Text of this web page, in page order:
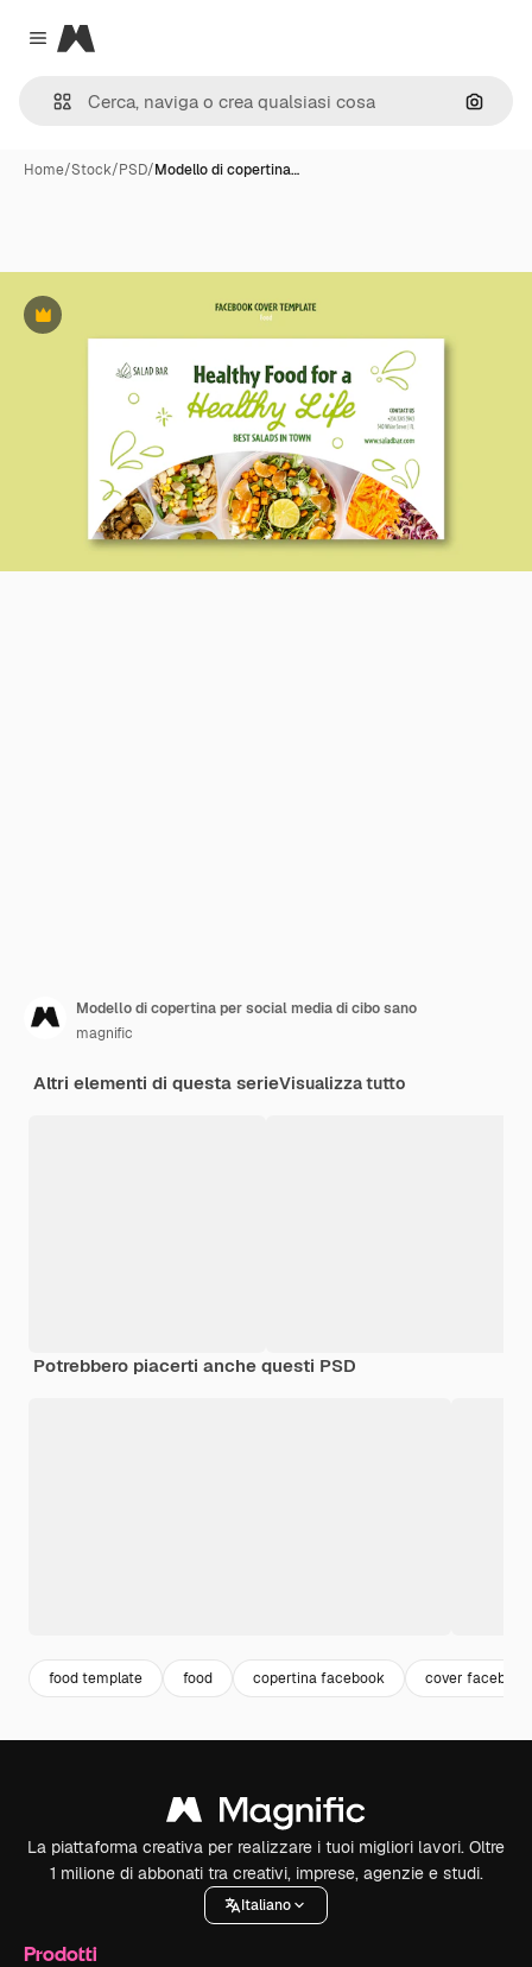
Close menu
Magnific
Cerca
Home/Stock/PSD/Modello di copertina…
Premium
Modello di copertina per social media di cibo sano
magnific
Altri elementi di questa serieVisualizza tutto
Potrebbero piacerti anche questi PSD
food template food copertina facebook cover facebook
La piattaforma creativa per realizzare i tuoi migliori lavori. Oltre
1 milione di abbonati tra creativi, imprese, agenzie e studi.
Italiano
Prodotti